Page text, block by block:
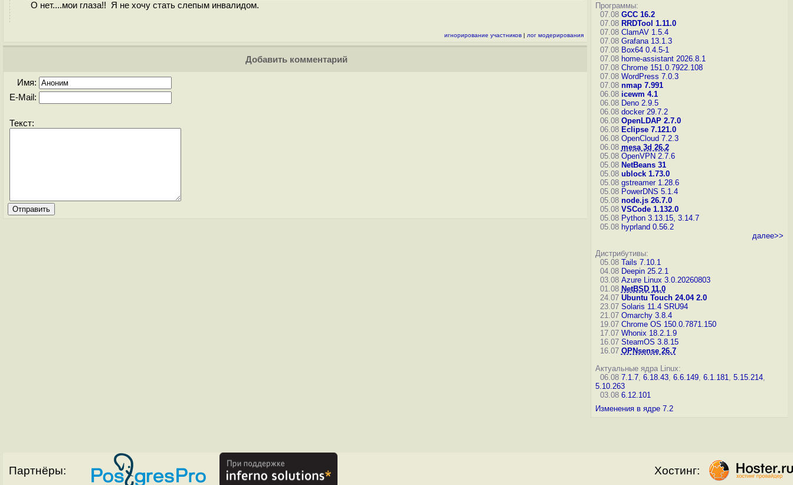
О нет....мои глаза!! Я не хочу стать слепым инвалидом.
игнорирование участников | лог модерирования
Добавить комментарий
Имя:
E-Mail:
Текст:
Программы:
07.08 GCC 16.2
07.08 RRDTool 1.11.0
07.08 ClamAV 1.5.4
07.08 Grafana 13.1.3
07.08 Box64 0.4.5-1
07.08 home-assistant 2026.8.1
07.08 Chrome 151.0.7922.108
07.08 WordPress 7.0.3
07.08 nmap 7.991
06.08 icewm 4.1
06.08 Deno 2.9.5
06.08 docker 29.7.2
06.08 OpenLDAP 2.7.0
06.08 Eclipse 7.121.0
06.08 OpenCloud 7.2.3
06.08 mesa 3d 26.2
05.08 OpenVPN 2.7.6
05.08 NetBeans 31
05.08 ublock 1.73.0
05.08 gstreamer 1.28.6
05.08 PowerDNS 5.1.4
05.08 node.js 26.7.0
05.08 VSCode 1.132.0
05.08 Python 3.13.15, 3.14.7
05.08 hyprland 0.56.2
далее>>
Дистрибутивы:
05.08 Tails 7.10.1
04.08 Deepin 25.2.1
03.08 Azure Linux 3.0.20260803
01.08 NetBSD 11.0
24.07 Ubuntu Touch 24.04 2.0
23.07 Solaris 11.4 SRU94
21.07 Omarchy 3.8.4
19.07 Chrome OS 150.0.7871.150
17.07 Whonix 18.2.1.9
16.07 SteamOS 3.8.15
16.07 OPNsense 26.7
Актуальные ядра Linux:
06.08 7.1.7, 6.18.43, 6.6.149, 6.1.181, 5.15.214,
5.10.263
03.08 6.12.101
Изменения в ядре 7.2
Партнёры: Хостинг: